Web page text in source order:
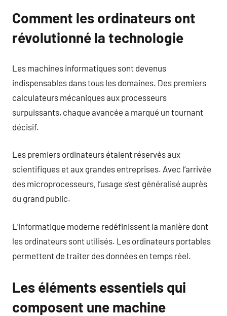
Comment les ordinateurs ont
révolutionné la technologie
Les machines informatiques sont devenus
indispensables dans tous les domaines. Des premiers
calculateurs mécaniques aux processeurs
surpuissants, chaque avancée a marqué un tournant
décisif.
Les premiers ordinateurs étaient réservés aux
scientifiques et aux grandes entreprises. Avec l’arrivée
des microprocesseurs, l’usage s’est généralisé auprès
du grand public.
L’informatique moderne redéfinissent la manière dont
les ordinateurs sont utilisés. Les ordinateurs portables
permettent de traiter des données en temps réel.
Les éléments essentiels qui
composent une machine